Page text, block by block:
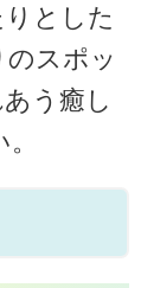
とした
スポッ
う癒し